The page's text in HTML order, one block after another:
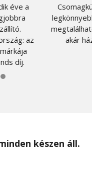
éve a
az
díj.
akár
készen áll.